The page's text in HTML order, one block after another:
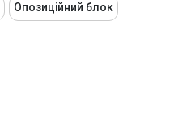
Опозиційний блок